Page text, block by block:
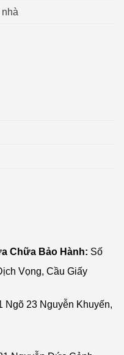
Chữa Bảo Hành: Số
Vọng, Cầu Giấy
Ngõ 23 Nguyễn Khuyến,